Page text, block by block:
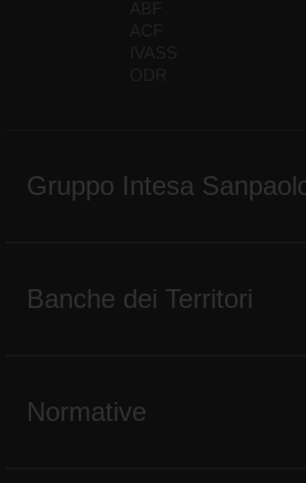
Gruppo Intesa
Banche dei Territori
Normative